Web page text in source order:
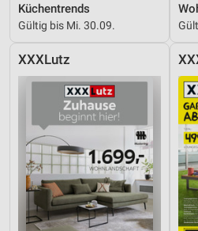
Küchentrends
Gültig bis Mi. 30.09.
XXXLutz